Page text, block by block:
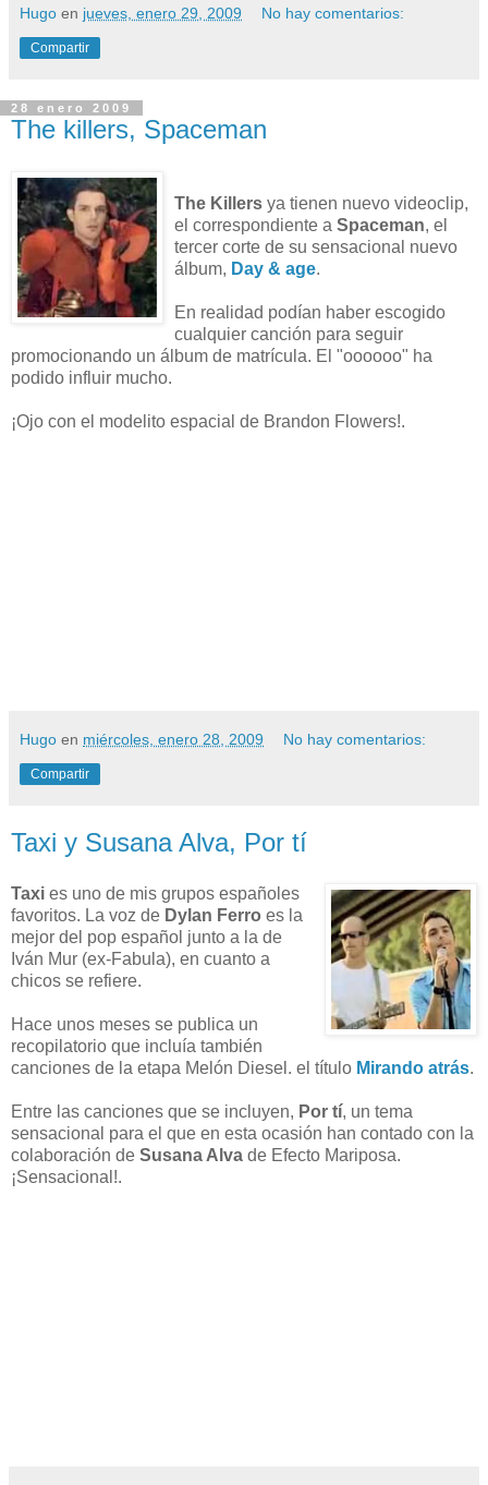
Hugo en jueves, enero 29, 2009 No hay comentarios:
Compartir
28 enero 2009
The killers, Spaceman
The Killers ya tienen nuevo videoclip,
el correspondiente a Spaceman, el
tercer corte de su sensacional nuevo
álbum, Day & age.
En realidad podían haber escogido
cualquier canción para seguir
promocionando un álbum de matrícula. El "oooooo" ha
podido influir mucho.
¡Ojo con el modelito espacial de Brandon Flowers!.
Hugo en miércoles, enero 28, 2009 No hay comentarios:
Compartir
Taxi y Susana Alva, Por tí
Taxi es uno de mis grupos españoles
favoritos. La voz de Dylan Ferro es la
mejor del pop español junto a la de
Iván Mur (ex-Fabula), en cuanto a
chicos se refiere.
Hace unos meses se publica un
recopilatorio que incluía también
canciones de la etapa Melón Diesel. el título Mirando atrás.
Entre las canciones que se incluyen, Por tí, un tema
sensacional para el que en esta ocasión han contado con la
colaboración de Susana Alva de Efecto Mariposa.
¡Sensacional!.